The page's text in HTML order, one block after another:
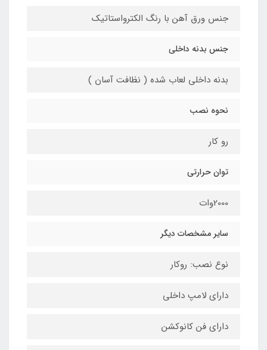
جنس ورق آهن با رنگ الکترواستاتیک
جنس بدنه داخلی
بدنه داخلی لعاب شده ( نظافت آسان )
نحوه نصب
رو کار
توان حرارتی
2000وات
سایر مشخصات دیگر
نوع نصب: روکار
دارای لامپ داخلی
دارای فن کانوکشن